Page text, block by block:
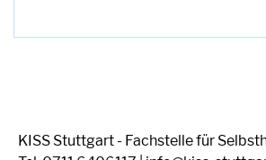
KISS Stuttgart - Fachstelle für